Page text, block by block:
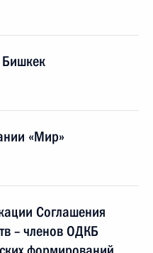
«Мир»
Соглашения
– членов ОДКБ